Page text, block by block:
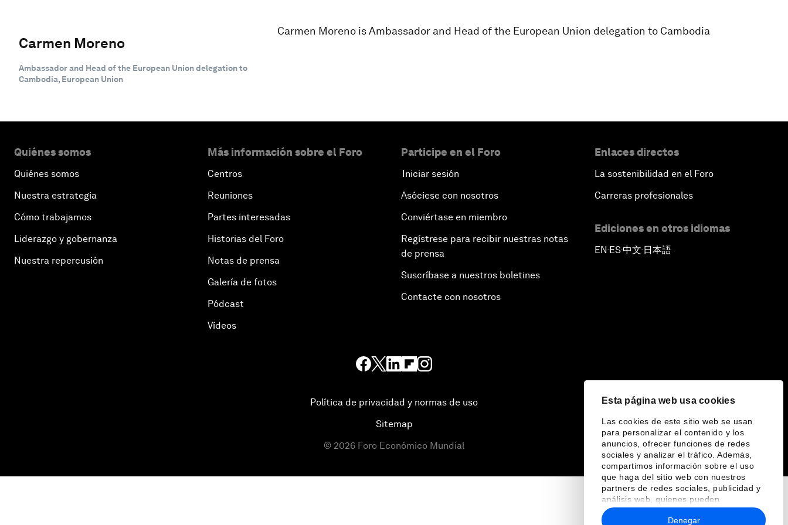
Esta página web usa cookies
Las cookies de este sitio web se usan
para personalizar el contenido y los
anuncios, ofrecer funciones de redes
sociales y analizar el tráfico. Además,
compartimos información sobre el uso
que haga del sitio web con nuestros
partners de redes sociales, publicidad y
análisis web, quienes pueden
combinarla con otra información que les
haya proporcionado o que hayan
Denegar
Carmen Moreno
Ambassador and Head of the European Union delegation to
Cambodia, European Union
Carmen Moreno is Ambassador and Head of the European Union delegation to Cambodia
Quiénes somos
Quiénes somos
Nuestra estrategia
Cómo trabajamos
Liderazgo y gobernanza
Nuestra repercusión
Más información sobre el Foro
Centros
Reuniones
Partes interesadas
Historias del Foro
Notas de prensa
Galería de fotos
Pódcast
Vídeos
Participe en el Foro
Iniciar sesión
Asóciese con nosotros
Conviértase en miembro
Regístrese para recibir nuestras notas
de prensa
Suscríbase a nuestros boletines
Contacte con nosotros
Enlaces directos
La sostenibilidad en el Foro
Carreras profesionales
Ediciones en otros idiomas
EN▪ES▪中文▪ 日本語
Política de privacidad y normas de uso
Sitemap
© 2026 Foro Económico Mundial